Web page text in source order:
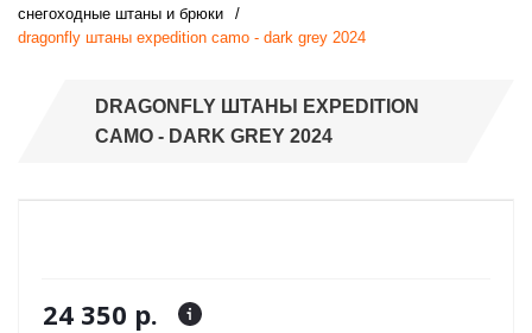
снегоходные штаны и брюки
dragonfly штаны expedition camo - dark grey 2024
DRAGONFLY ШТАНЫ EXPEDITION
CAMO - DARK GREY 2024
24 350 р.